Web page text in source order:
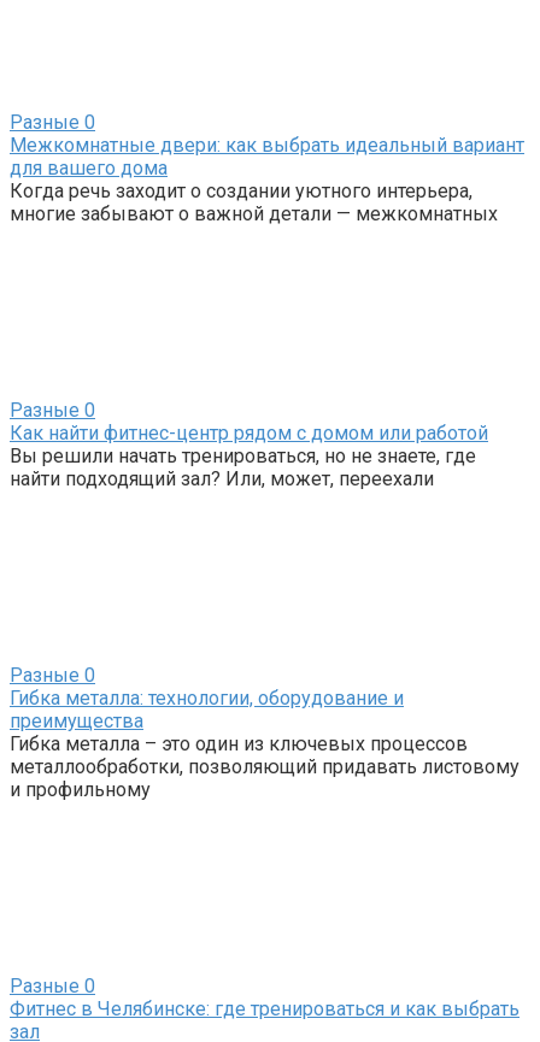
Разные 0
Межкомнатные двери: как выбрать идеальный вариант
для вашего дома
Когда речь заходит о создании уютного интерьера,
многие забывают о важной детали — межкомнатных
Разные 0
Как найти фитнес-центр рядом с домом или работой
Вы решили начать тренироваться, но не знаете, где
найти подходящий зал? Или, может, переехали
Разные 0
Гибка металла: технологии, оборудование и
преимущества
Гибка металла – это один из ключевых процессов
металлообработки, позволяющий придавать листовому
и профильному
Разные 0
Фитнес в Челябинске: где тренироваться и как выбрать
зал